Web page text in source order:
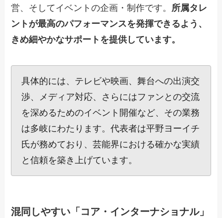
営、そしてイベントの企画・制作です。 所属タレ
ントが最高のパフォーマンスを発揮できるよう、
きめ細やかなサポートを提供しています。
具体的には、テレビや映画、舞台への出演交
渉、メディア対応、さらにはファンとの交流
を深めるためのイベント開催など、その業務
は多岐にわたります。代表者は平野ヨーイチ
氏が務めており、芸能界における確かな実績
と信頼を築き上げています。
混同しやすい「コア・インターナショナル」